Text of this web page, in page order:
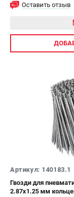
Оставить отзыв
Артикул: 140183.1
Гвозди для
2.87х1.25 мм